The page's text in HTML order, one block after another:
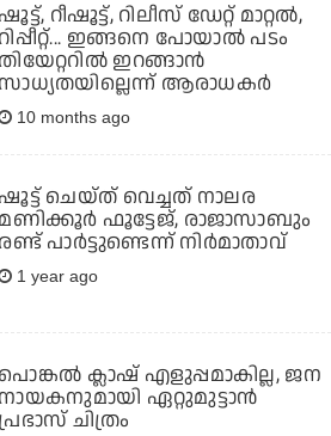
ഷൂട്ട്, റീഷൂട്ട്, റിലീസ് ഡേറ്റ് മാറ്റല്‍,
റിപ്പീറ്റ്... ഇങ്ങനെ പോയാല്‍ പടം
തിയേറ്ററില്‍ ഇറങ്ങാന്‍
സാധ്യതയില്ലെന്ന് ആരാധകര്‍
10 months ago
ഷൂട്ട് ചെയ്ത് വെച്ചത് നാലര
മണിക്കൂര്‍ ഫൂട്ടേജ്, രാജാസാബും
രണ്ട് പാര്‍ട്ടുണ്ടെന്ന് നിര്‍മാതാവ്
1 year ago
പൊങ്കല്‍ ക്ലാഷ് എളുപ്പമാകില്ല, ജന
നായകനുമായി ഏറ്റുമുട്ടാന്‍
പ്രഭാസ് ചിത്രം